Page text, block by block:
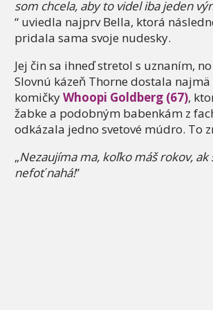
som chcela, aby to videl iba jeden
“ uviedla najprv Bella, ktorá
pridala sama svoje nudesky.
Jej čin sa ihneď stretol s uznaním,
Slovnú kázeň Thorne dostala najmä
komičkyWhoopi Goldberg (67),
žabke a podobným babenkám z
odkázala jedno svetové múdro. To
„Nezaujíma ma, koľko máš rokov, ak
nefoť nahá!”